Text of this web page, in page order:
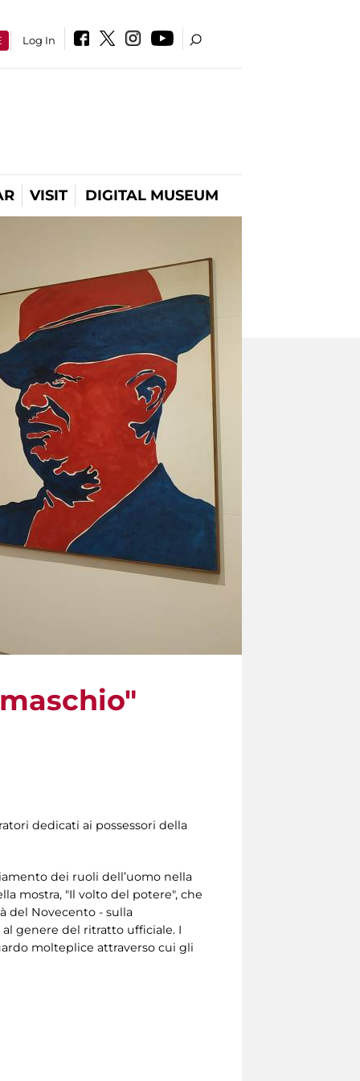
Log In
VISIT DIGITAL MUSEUM
dedicati ai possessori della
dei ruoli dell’uomo nella
mostra, "Il volto del potere", che
del Novecento - sulla
genere del ritratto ufficiale. I
molteplice attraverso cui gli